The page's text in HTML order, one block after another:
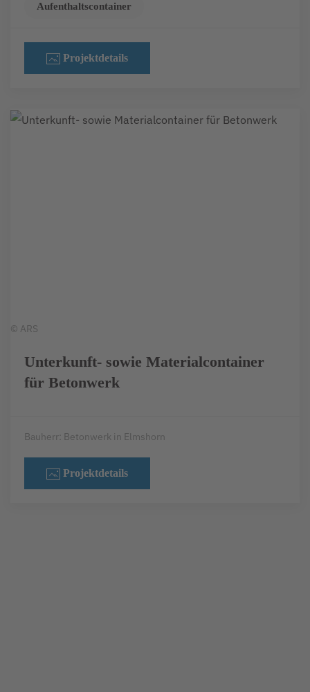
Aufenthaltscontainer
Projektdetails
© ARS
Unterkunft- sowie Materialcontainer
für Betonwerk
Bauherr: Betonwerk in Elmshorn
Projektdetails